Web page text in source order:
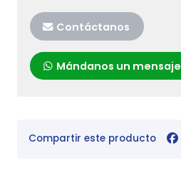
Contáctanos
Mándanos un mensaje
Compartir este producto